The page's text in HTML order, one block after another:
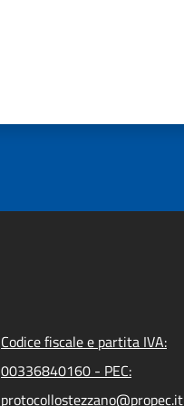
Codice fiscale e partita IVA:
00336840160 - PEC:
protocollostezzano@propec.it